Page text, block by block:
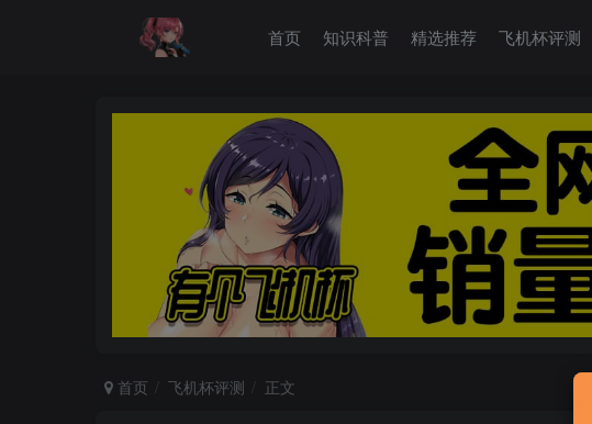
首页 知识科普 精选推荐 飞机杯评测
首页 飞机杯评测 正文